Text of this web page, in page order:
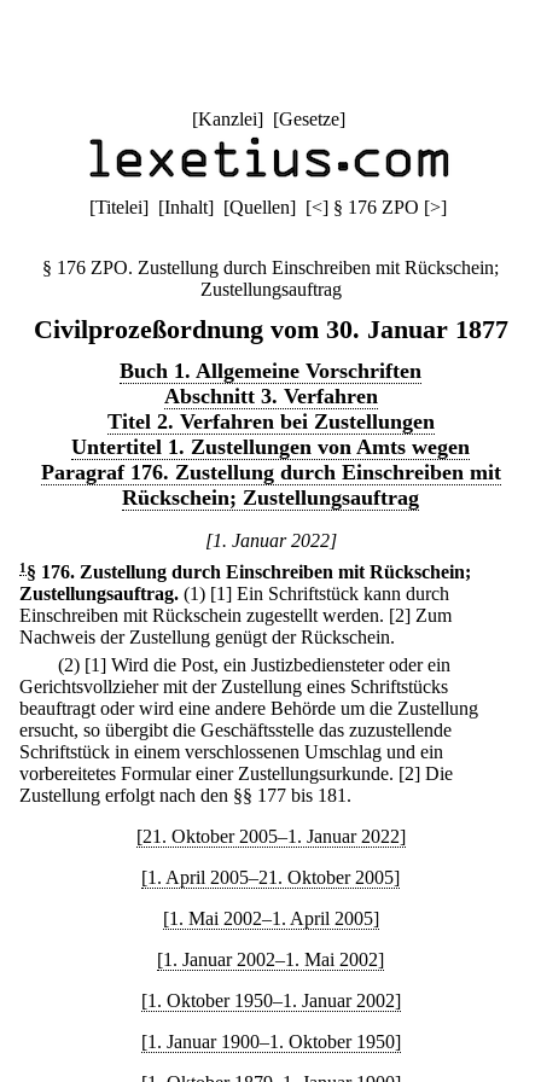
[Kanzlei] [Gesetze]
[Titelei] [Inhalt] [Quellen] [<] § 176 ZPO [>]
§ 176 ZPO. Zustellung durch Einschreiben mit Rückschein;
Zustellungsauftrag
Civilprozeßordnung vom 30. Januar 1877
Buch 1. Allgemeine Vorschriften
Abschnitt 3. Verfahren
Titel 2. Verfahren bei Zustellungen
Untertitel 1. Zustellungen von Amts wegen
Paragraf 176. Zustellung durch Einschreiben mit
Rückschein; Zustellungsauftrag
[1. Januar 2022]
1 § 176. Zustellung durch Einschreiben mit Rückschein;
Zustellungsauftrag. (1) [1] Ein Schriftstück kann durch
Einschreiben mit Rückschein zugestellt werden. [2] Zum
Nachweis der Zustellung genügt der Rückschein.
(2) [1] Wird die Post, ein Justizbediensteter oder ein
Gerichtsvollzieher mit der Zustellung eines Schriftstücks
beauftragt oder wird eine andere Behörde um die Zustellung
ersucht, so übergibt die Geschäftsstelle das zuzustellende
Schriftstück in einem verschlossenen Umschlag und ein
vorbereitetes Formular einer Zustellungsurkunde. [2] Die
Zustellung erfolgt nach den §§ 177 bis 181.
[21. Oktober 2005–1. Januar 2022]
[1. April 2005–21. Oktober 2005]
[1. Mai 2002–1. April 2005]
[1. Januar 2002–1. Mai 2002]
[1. Oktober 1950–1. Januar 2002]
[1. Januar 1900–1. Oktober 1950]